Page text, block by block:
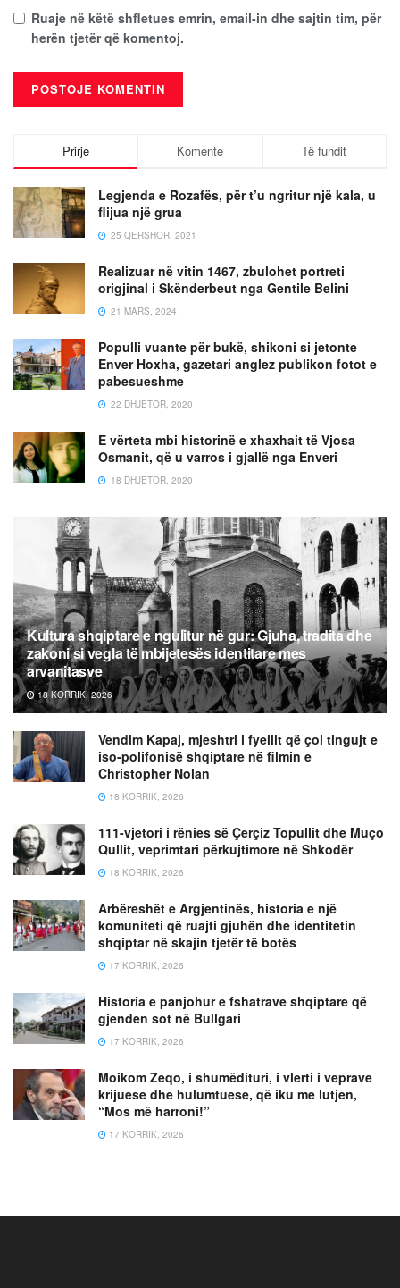
Ruaje në këtë shfletues emrin, email-in dhe sajtin tim, për
herën tjetër që komentoj.
Prirje Komente Të fundit
Legjenda e Rozafës, për t’u ngritur një kala, u
flijua një grua
25 QERSHOR, 2021
Realizuar në vitin 1467, zbulohet portreti
origjinal i Skënderbeut nga Gentile Belini
21 MARS, 2024
Populli vuante për bukë, shikoni si jetonte
Enver Hoxha, gazetari anglez publikon fotot e
pabesueshme
22 DHJETOR, 2020
E vërteta mbi historinë e xhaxhait të Vjosa
Osmanit, që u varros i gjallë nga Enveri
18 DHJETOR, 2020
Kultura shqiptare e ngulitur në gur: Gjuha, tradita dhe
zakoni si vegla të mbijetesës identitare mes
arvanitasve
18 KORRIK, 2026
Vendim Kapaj, mjeshtri i fyellit që çoi tingujt e
iso-polifonisë shqiptare në filmin e
Christopher Nolan
18 KORRIK, 2026
111-vjetori i rënies së Çerçiz Topullit dhe Muço
Qullit, veprimtari përkujtimore në Shkodër
18 KORRIK, 2026
Arbëreshët e Argjentinës, historia e një
komuniteti që ruajti gjuhën dhe identitetin
shqiptar në skajin tjetër të botës
17 KORRIK, 2026
Historia e panjohur e fshatrave shqiptare që
gjenden sot në Bullgari
17 KORRIK, 2026
Moikom Zeqo, i shumëdituri, i vlerti i veprave
krijuese dhe hulumtuese, që iku me lutjen,
“Mos më harroni!”
17 KORRIK, 2026